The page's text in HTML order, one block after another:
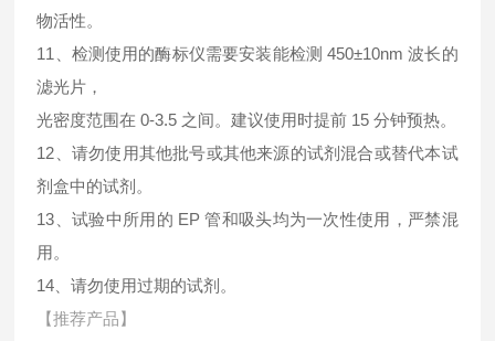
物活性。
11、检测使用的酶标仪需要安装能检测 450±10nm 波长的
滤光片，
光密度范围在 0-3.5 之间。建议使用时提前 15 分钟预热。
12、请勿使用其他批号或其他来源的试剂混合或替代本试
剂盒中的试剂。
13、试验中所用的 EP 管和吸头均为一次性使用，严禁混
用。
14、请勿使用过期的试剂。
【推荐产品】